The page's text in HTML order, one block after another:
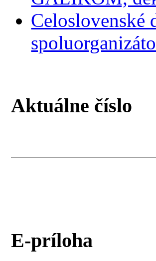
Celoslovenské
Aktuálne číslo
E-príloha